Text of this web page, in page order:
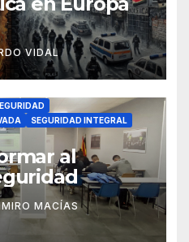
VIDAL
SEGURIDAD INTEGRAL
al
MACÍAS